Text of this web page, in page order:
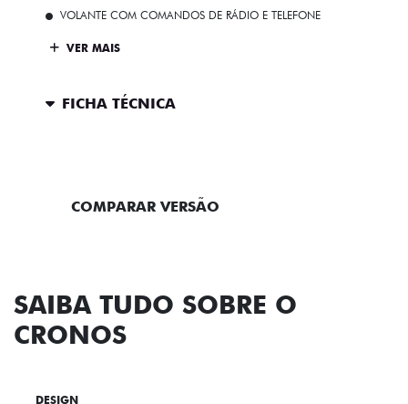
VOLANTE COM COMANDOS DE RÁDIO E TELEFONE
VER MAIS
FICHA TÉCNICA
COMPARAR VERSÃO
SAIBA TUDO SOBRE O
CRONOS
DESIGN